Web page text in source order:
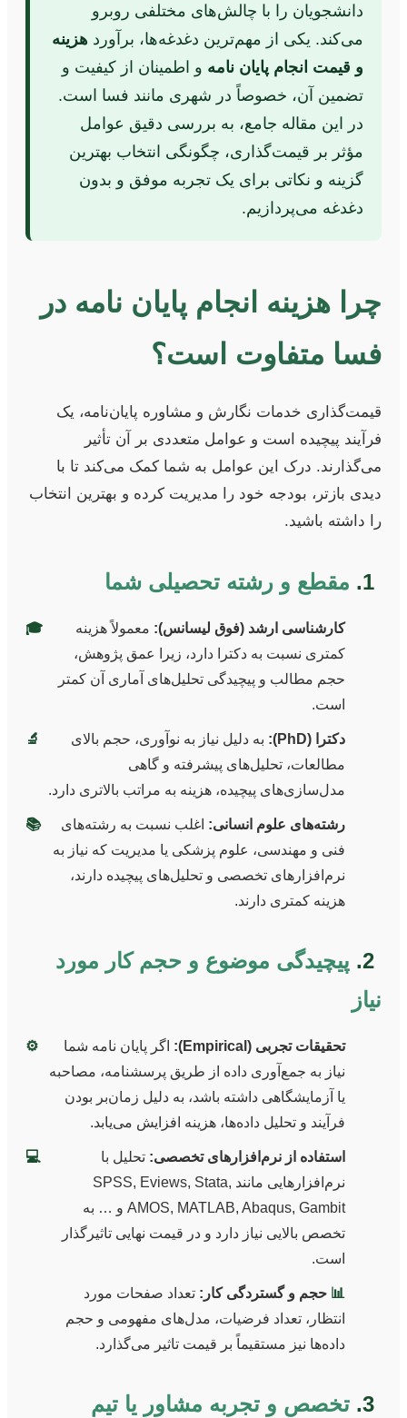
دانشجویان را با چالش‌های مختلفی روبرو
می‌کند. یکی از مهم‌ترین دغدغه‌ها، برآوردهزینه
و قیمت انجام پایان نامهو اطمینان از کیفیت و
تضمین آن، خصوصاً در شهری مانند فسا است.
در این مقاله جامع، به بررسی دقیق عوامل
مؤثر بر قیمت‌گذاری، چگونگی انتخاب بهترین
گزینه و نکاتی برای یک تجربه موفق و بدون
دغدغه می‌پردازیم.
چرا هزینه انجام پایان نامه در
فسا متفاوت است؟
قیمت‌گذاری خدمات نگارش و مشاوره پایان‌نامه، یک
فرآیند پیچیده است و عوامل متعددی بر آن تأثیر
می‌گذارند. درک این عوامل به شما کمک می‌کند تا با
دیدی بازتر، بودجه خود را مدیریت کرده و بهترین انتخاب
را داشته باشید.
مقطع و رشته تحصیلی شما
کارشناسی ارشد (فوق لیسانس):معمولاً هزینه
کمتری نسبت به دکترا دارد، زیرا عمق پژوهش،
حجم مطالب و پیچیدگی تحلیل‌های آماری آن کمتر
است.
دکترا (PhD):
به دلیل نیاز به نوآوری، حجم بالای
مطالعات، تحلیل‌های پیشرفته و گاهی
مدل‌سازی‌های پیچیده، هزینه به مراتب بالاتری دارد.
رشته‌های علوم انسانی:اغلب نسبت به رشته‌های
فنی و مهندسی، علوم پزشکی یا مدیریت که نیاز به
نرم‌افزارهای تخصصی و تحلیل‌های پیچیده دارند،
هزینه کمتری دارند.
پیچیدگی موضوع و حجم کار مورد
نیاز
تحقیقات تجربی (Empirical):
اگر پایان نامه شما
نیاز به جمع‌آوری داده از طریق پرسشنامه، مصاحبه
یا آزمایشگاهی داشته باشد، به دلیل زمان‌بر بودن
فرآیند و تحلیل داده‌ها، هزینه افزایش می‌یابد.
استفاده از نرم‌افزارهای تخصصی:تحلیل با
نرم‌افزارهایی مانند SPSS, Eviews, Stata,
AMOS, MATLAB, Abaqus, Gambit و … به
تخصص بالایی نیاز دارد و در قیمت نهایی تاثیرگذار
است.
حجم و گستردگی کار:تعداد صفحات مورد
انتظار، تعداد فرضیات، مدل‌های مفهومی و حجم
داده‌ها نیز مستقیماً بر قیمت تاثیر می‌گذارد.
تخصص و تجربه مشاور یا تیم